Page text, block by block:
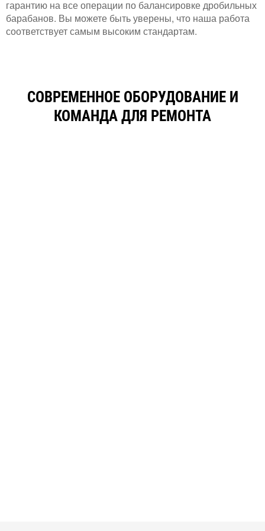
гарантию на все операции по балансировке дробильных
барабанов. Вы можете быть уверены, что наша работа
соответствует самым высоким стандартам.
СОВРЕМЕННОЕ ОБОРУДОВАНИЕ И
КОМАНДА ДЛЯ РЕМОНТА